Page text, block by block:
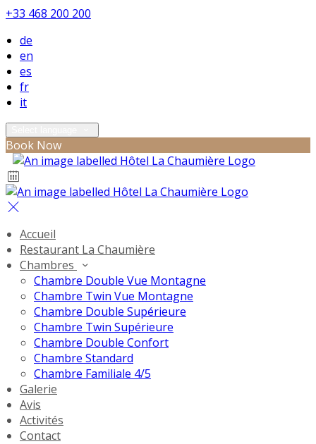
+33 468 200 200
de
en
es
fr
it
Book Now
Accueil
Restaurant La Chaumière
Chambres
Chambre Double Vue Montagne
Chambre Twin Vue Montagne
Chambre Double Supérieure
Chambre Twin Supérieure
Chambre Double Confort
Chambre Standard
Chambre Familiale 4/5
Galerie
Avis
Activités
Contact